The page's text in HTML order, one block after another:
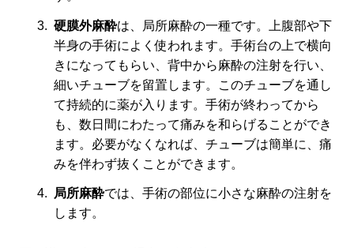
硬膜外麻酔は、局所麻酔の一種です。上腹部や下
半身の手術によく使われます。手術台の上で横向
きになってもらい、背中から麻酔の注射を行い、
細いチューブを留置します。このチューブを通し
て持続的に薬が入ります。手術が終わってから
も、数日間にわたって痛みを和らげることができ
ます。必要がなくなれば、チューブは簡単に、痛
みを伴わず抜くことができます。
局所麻酔では、手術の部位に小さな麻酔の注射を
します。